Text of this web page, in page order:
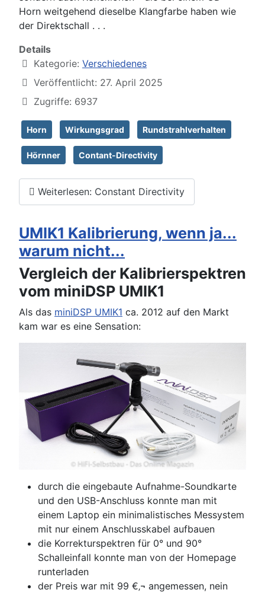
Horn weitgehend dieselbe Klangfarbe haben wie
der Direktschall . . .
Details
Kategorie: Verschiedenes
Veröffentlicht: 27. April 2025
Zugriffe: 6937
Horn Wirkungsgrad Rundstrahlverhalten
Hörnner Contant-Directivity
Weiterlesen: Constant Directivity
UMIK1 Kalibrierung, wenn ja...
warum nicht...
Vergleich der Kalibrierspektren
vom miniDSP UMIK1
Als das miniDSP UMIK1 ca. 2012 auf den Markt
kam war es eine Sensation:
durch die eingebaute Aufnahme-Soundkarte
und den USB-Anschluss konnte man mit
einem Laptop ein minimalistisches Messystem
mit nur einem Anschlusskabel aufbauen
die Korrekturspektren für 0° und 90°
Schalleinfall konnte man von der Homepage
runterladen
der Preis war mit 99 €‚¬ angemessen, nein